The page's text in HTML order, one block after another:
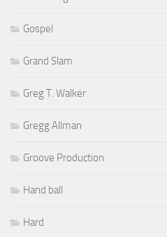
Gospel
Grand Slam
Greg T. Walker
Gregg Allman
Groove Production
Hand ball
Hard